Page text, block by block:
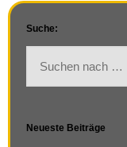
Suche:
Neueste Beiträge